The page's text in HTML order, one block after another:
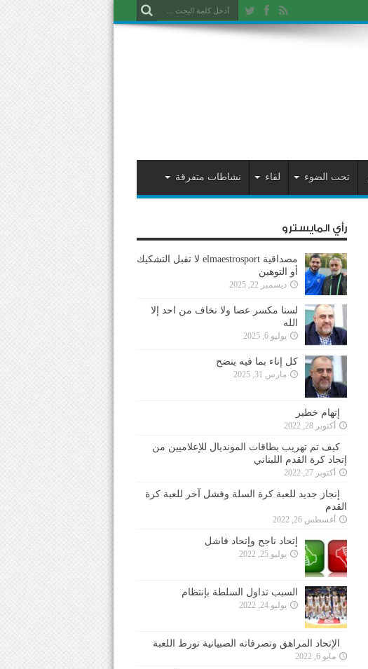
تحت الضوء لقاء نشاطات متفرقة
رأي المايسترو
مصداقية elmaestrosport لا تقبل التشكيك
أو التوهين
ديسمبر 22, 2025
لسنا مكسر عصا ولا نخاف من احد إلا
الله
يوليو 6, 2025
كل إناء بما فيه ينضح
مارس 31, 2025
إتهام خطير
أكتوبر 28, 2022
كيف تم تهريب بطاقات المونديال للإعلاميين من
إتحاد كرة القدم اللبناني
أكتوبر 27, 2022
إنجاز جديد للعبة كرة السلة وفشل آخر للعبة كرة
القدم
أغسطس 26, 2022
إتحاد ناجح وإتحاد فاشل
يوليو 25, 2022
السبب تداول السلطة بإنتظام
يوليو 24, 2022
الإتحاد المراهق وتصرفاته الصبيانية تورط اللعبة
مايو 6, 2022